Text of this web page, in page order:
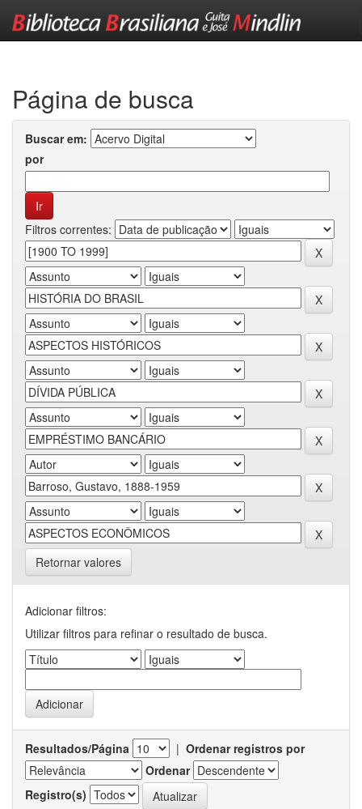
Página de busca
Buscar em:
por
Filtros correntes:
Retornar valores
Adicionar filtros:
Utilizar filtros para refinar o resultado de busca.
Resultados/Página | Ordenar registros por
Ordenar
Registro(s)